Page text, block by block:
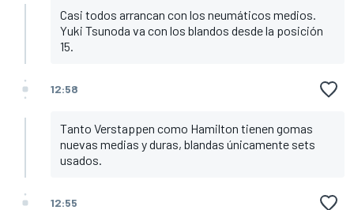
Casi todos arrancan con los neumáticos medios.
Yuki Tsunoda va con los blandos desde la posición
15.
12:58
Tanto Verstappen como Hamilton tienen gomas
nuevas medias y duras, blandas únicamente sets
usados.
12:55